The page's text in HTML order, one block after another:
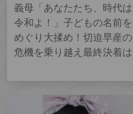
義母「あなたたち、時代は
令和よ！」子どもの名前を
めぐり大揉め！切迫早産の
危機を乗り越え最終決着は